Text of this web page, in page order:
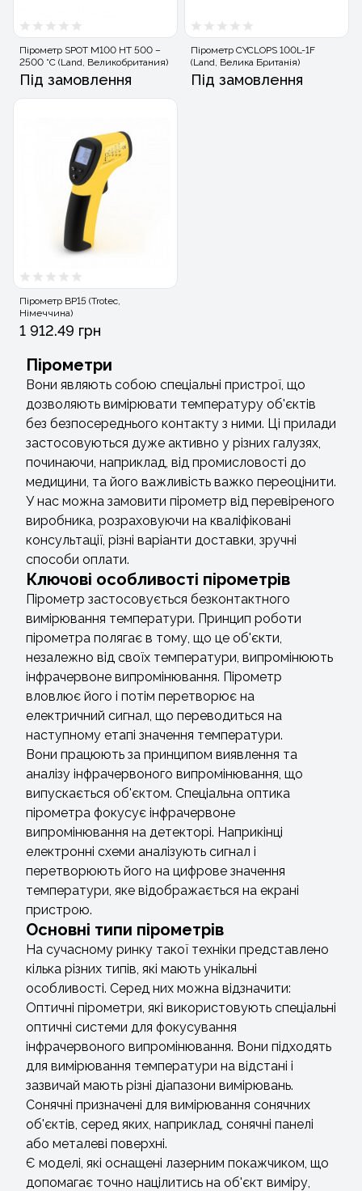
Пірометр SPOT M100 HT 500 –
2500 °C (Land, Великобритания)
Під замовлення
Пірометр CYCLOPS 100L-1F
(Land, Велика Британія)
Під замовлення
Пірометр BP15 (Trotec,
Німеччина)
1 912.49 грн
Пірометри
Вони являють собою спеціальні пристрої, що
дозволяють вимірювати температуру об'єктів
без безпосереднього контакту з ними. Ці прилади
застосовуються дуже активно у різних галузях,
починаючи, наприклад, від промисловості до
медицини, та його важливість важко переоцінити.
У нас можна замовити пірометр від перевіреного
виробника, розраховуючи на кваліфіковані
консультації, різні варіанти доставки, зручні
способи оплати.
Ключові особливості пірометрів
Пірометр застосовується безконтактного
вимірювання температури. Принцип роботи
пірометра полягає в тому, що це об'єкти,
незалежно від своїх температури, випромінюють
інфрачервоне випромінювання. Пірометр
вловлює його і потім перетворює на
електричний сигнал, що переводиться на
наступному етапі значення температури.
Вони працюють за принципом виявлення та
аналізу інфрачервоного випромінювання, що
випускається об'єктом. Спеціальна оптика
пірометра фокусує інфрачервоне
випромінювання на детекторі. Наприкінці
електронні схеми аналізують сигнал і
перетворюють його на цифрове значення
температури, яке відображається на екрані
пристрою.
Основні типи пірометрів
На сучасному ринку такої техніки представлено
кілька різних типів, які мають унікальні
особливості. Серед них можна відзначити:
Оптичні пірометри, які використовують спеціальні
оптичні системи для фокусування
інфрачервоного випромінювання. Вони підходять
для вимірювання температури на відстані і
зазвичай мають різні діапазони вимірювань.
Сонячні призначені для вимірювання сонячних
об'єктів, серед яких, наприклад, сонячні панелі
або металеві поверхні.
Є моделі, які оснащені лазерним покажчиком, що
допомагає точно націлитись на об'єкт виміру,